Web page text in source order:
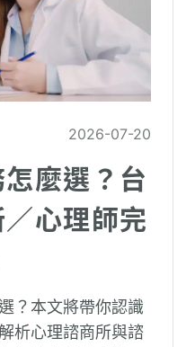
2026-07-20
麼選？台
心理師完
？本文將帶你認識
析心理諮商所與諮